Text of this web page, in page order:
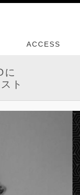
ACCESS
に
ト